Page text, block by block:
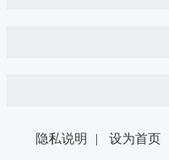
隐私说明 | 设为首页